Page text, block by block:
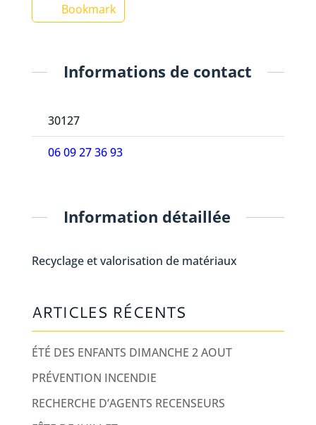
Bookmark
Informations de contact
30127
06 09 27 36 93
Information détaillée
Recyclage et valorisation de matériaux
ARTICLES RÉCENTS
ÉTÉ DES ENFANTS DIMANCHE 2 AOUT
PRÉVENTION INCENDIE
RECHERCHE D’AGENTS RECENSEURS